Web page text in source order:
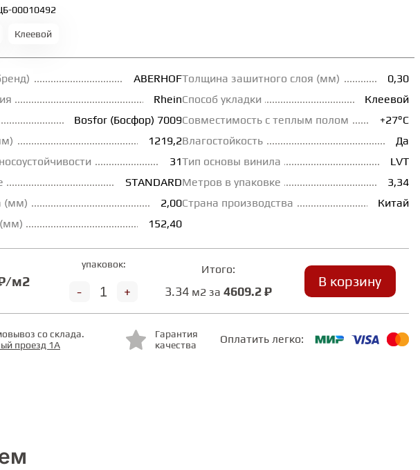
00010492
Клеевой
ABERHOF
Rhein
Bosfor (Босфор) 7009
1219,2
31
STANDARD
(мм)
2,00
152,40
Толщина зашитного слоя (мм)
0,30
Способ укладки
Клеевой
Совместимость с теплым полом
+27°С
Влагостойкость
Да
Тип основы винила
LVT
Метров в упаковке
3,34
Страна производства
Китай
м2
упаковок:
+
-
Итого:
3.34м2 за 4609.2 ₽
В корзину
со склада.
проезд 1А
Гарантия
качества
Оплатить легко: